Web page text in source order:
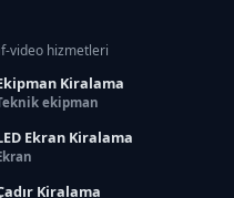
video hizmetleri
Kiralama
ekipman
Ekran Kiralama
Kiralama